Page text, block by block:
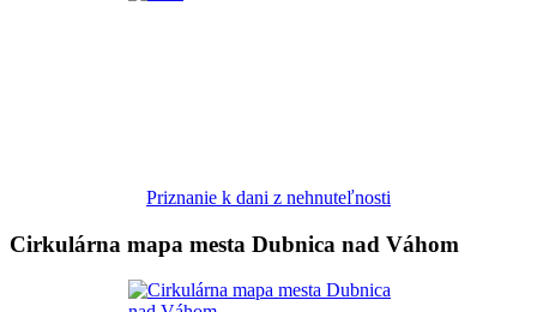
Priznanie k dani z nehnuteľnosti
Cirkulárna mapa mesta Dubnica nad Váhom